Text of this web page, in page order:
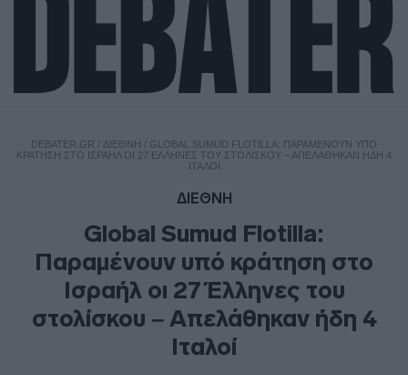
DEBATER.GR / ΔΙΕΘΝΗ / GLOBAL SUMUD FLOTILLA: ΠΑΡΑΜΈΝΟΥΝ ΥΠΌ
ΚΡΆΤΗΣΗ ΣΤΟ ΙΣΡΑΉΛ ΟΙ 27 ΈΛΛΗΝΕΣ ΤΟΥ ΣΤΟΛΊΣΚΟΥ – ΑΠΕΛΆΘΗΚΑΝ ΉΔΗ 4
ΙΤΑΛΟΊ
ΔΙΕΘΝΗ
Global Sumud Flotilla:
Παραμένουν υπό κράτηση στο
Ισραήλ οι 27 Έλληνες του
στολίσκου – Απελάθηκαν ήδη 4
Ιταλοί